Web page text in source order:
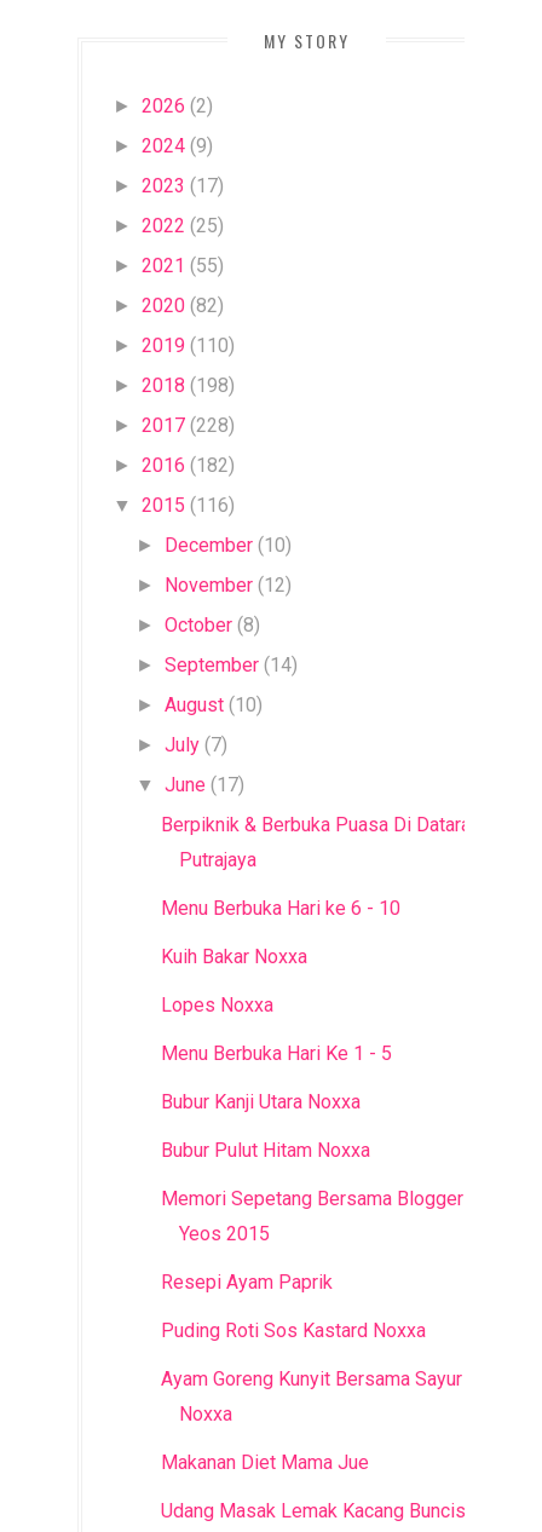
MY STORY
► 2026 (2)
► 2024 (9)
► 2023 (17)
► 2022 (25)
► 2021 (55)
► 2020 (82)
► 2019 (110)
► 2018 (198)
► 2017 (228)
► 2016 (182)
▼ 2015 (116)
► December (10)
► November (12)
►October (8)
►September (14)
►August (10)
►July (7)
▼ June (17)
Berpiknik & Berbuka Puasa Di Dataran
Putrajaya
Menu Berbuka Hari ke 6 - 10
Kuih Bakar Noxxa
Lopes Noxxa
Menu Berbuka Hari Ke 1 - 5
Bubur Kanji Utara Noxxa
Bubur Pulut Hitam Noxxa
Memori Sepetang Bersama Blogger
Yeos 2015
Resepi Ayam Paprik
Puding Roti Sos Kastard Noxxa
Ayam Goreng Kunyit Bersama Sayur
Noxxa
Makanan Diet Mama Jue
Udang Masak Lemak Kacang Buncis